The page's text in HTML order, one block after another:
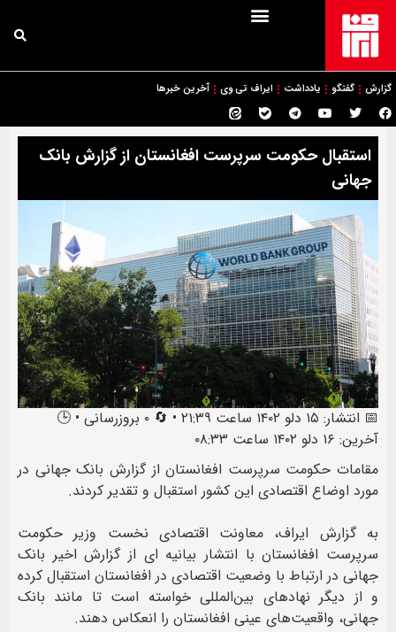
گزارش گفتگو یادداشت ایراف تی وی آخرین خبرها
استقبال حکومت سرپرست افغانستان از گزارش بانک
جهانی
📅 انتشار: ۱۵ دلو ۱۴۰۲ ساعت ۲۱:۳۹ • 🔄 ۰ بروزرسانی • 🕒
آخرین: ۱۶ دلو ۱۴۰۲ ساعت ۰۸:۳۳
مقامات حکومت سرپرست افغانستان از گزارش بانک جهانی در
مورد اوضاع اقتصادی این کشور استقبال و تقدیر کردند.
به گزارش ایراف، معاونت اقتصادی نخست وزیر حکومت
سرپرست افغانستان با انتشار بیانیه ای از گزارش اخیر بانک
جهانی در ارتباط با وضعیت اقتصادی در افغانستان استقبال کرده
و از دیگر نهاد‌های بین‌المللی خواسته است تا مانند بانک
جهانی، واقعیت‌های عینی افغانستان را انعکاس دهند.